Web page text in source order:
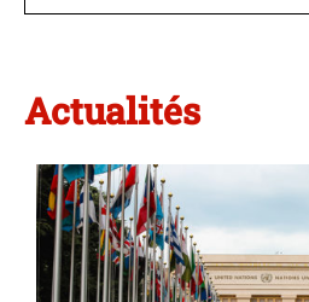
Actualités